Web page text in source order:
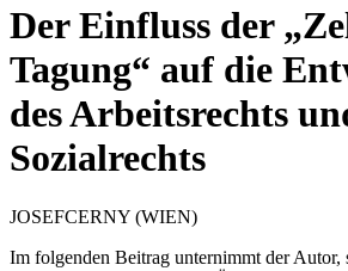
Der Einfluss der
Tagung“ auf die
des Arbeitsrechts
Sozialrechts
JOSEFCERNY (WIEN)
Im folgenden Beitrag unternimmt der Autor,